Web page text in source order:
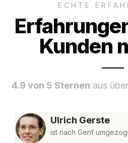
ECHTE
Kunden
4.9 von 5 Sternen aus
Ulrich Gerste
ist nach Genf